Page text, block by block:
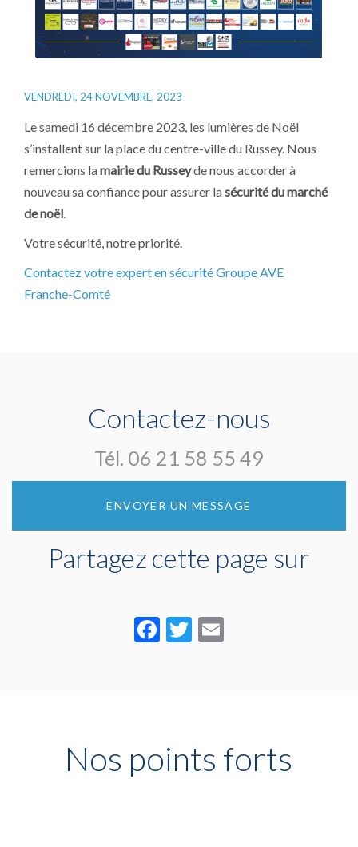
VENDREDI, 24 NOVEMBRE, 2023
Le samedi 16 décembre 2023, les lumières de Noël
s’installent sur la place du centre-ville du Russey. Nous
remercions lamairie du Russeyde nous accorder à
nouveau sa confiance pour assurer lasécurité du marché
de noël.
Votre sécurité, notre priorité.
Contactez votre expert en sécurité Groupe AVE
Franche-Comté
Contactez-nous
Tél. 06 21 58 55 49
ENVOYER UN MESSAGE
Partagez cette page sur
Facebook
Twitter
Nos points forts